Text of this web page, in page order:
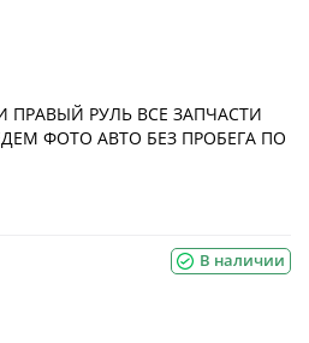
РУЛЬ ВСЕ ЗАПЧАСТИ
ФОТО АВТО БЕЗ ПРОБЕГА ПО
В наличии